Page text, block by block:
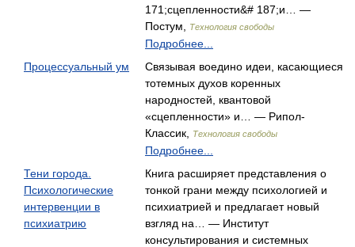
171;сцепленности&# 187;и… —
Постум,
Технология свободы
Подробнее...
Процессуальный ум
Связывая воедино идеи, касающиеся
тотемных духов коренных
народностей, квантовой
«сцепленности» и… — Рипол-
Классик,
Технология свободы
Подробнее...
Тени города.
Психологические
интервенции в
психиатрию
Книга расширяет представления о
тонкой грани между психологией и
психиатрией и предлагает новый
взгляд на… — Институт
консультирования и системных